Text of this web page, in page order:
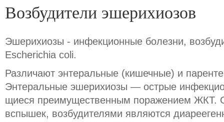
Возбудители эшерихиозов
Эшерихиозы - инфекционные болезни,
Escherichia coli.
Различают энтеральные (кишечные) и
Энтеральные эшерихиозы — острые
щиеся преимущественным поражением ЖКТ.
вспышек, возбудителями являются